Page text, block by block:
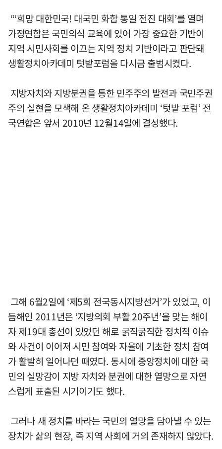
“‘희망 대한민국! 대국민 화합 통일 전진 대회’를 열며
가정연합은 국민의식 교육에 있어 가장 중요한 기반이
지역 시민사회를 이끄는 지역 정치 기반이라고 판단돼
생활정치아카데미 텃밭포럼을 다시금 출범시켰다.
지방자치와 지방분권을 통한 민주주의 발전과 국민주권
주의 실현을 모색해 온 생활정치아카데미 ‘텃밭 포럼’ 전
국연합은 앞서 2010년 12월14일에 결성했다.
그해 6월2일에 ‘제5회 전국동시지방선거’가 있었고, 이
듬해인 2011년은 ‘지방의회 부활 20주년’을 맞는 해이
자 제19대 총선이 있었던 해로 굵직굵직한 정치적 이슈
와 사건이 이어져 시민 참여와 자율에 기초한 정치 참여
가 활발히 일어나던 때였다. 동시에 중앙정치에 대한 국
민의 실망감이 지방 자치와 분권에 대한 열망으로 자연
스럽게 표출된 시기이기도 했다.
그러나 새 정치를 바라는 국민의 열망을 담아낼 수 있는
장치가 삶의 현장, 즉 지역 사회에 거의 존재하지 않았다.